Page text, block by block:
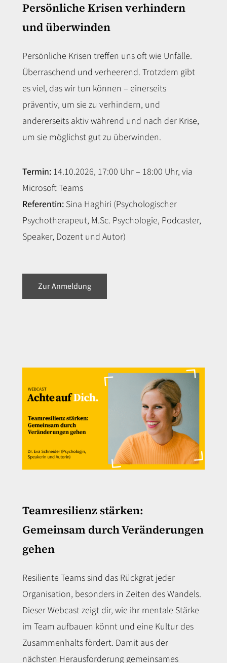
Persönliche Krisen verhindern
und überwinden
Persönliche Krisen treffen uns oft wie Unfälle.
Überraschend und verheerend. Trotzdem gibt
es viel, das wir tun können – einerseits
präventiv, um sie zu verhindern, und
andererseits aktiv während und nach der Krise,
um sie möglichst gut zu überwinden.
Termin: 14.10.2026, 17:00 Uhr – 18:00 Uhr, via
Microsoft Teams
Referentin: Sina Haghiri (Psychologischer
Psychotherapeut, M.Sc. Psychologie, Podcaster,
Speaker, Dozent und Autor)
Zur Anmeldung
Teamresilienz stärken:
Gemeinsam durch Veränderungen
gehen
Resiliente Teams sind das Rückgrat jeder
Organisation, besonders in Zeiten des Wandels.
Dieser Webcast zeigt dir, wie ihr mentale Stärke
im Team aufbauen könnt und eine Kultur des
Zusammenhalts fördert. Damit aus der
nächsten Herausforderung gemeinsames